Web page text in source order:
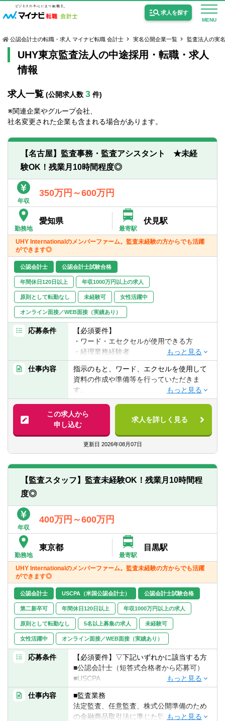
MENU
求人を探す
USCPA（米国公認会計士）の求人
女性会計士の転職
個別転職相談会・セミナー
転職お役立ち情報
非公開求人とは？
サービス紹介
転職お役立ち情報
求人情報
公認会計士の転職・求人 マイナビ転職 会計士 実名公開企業一覧 監査法人の実
UHY東京監査法人の中途採用・転職・求人
情報
求人一覧 (公開求人数 3 件)
※関連企業やグループ会社、
社名変更された企業も含まれる場合があります。
【名古屋】監査事務・監査アシスタント ★未経
験OK！残業月10時間程度◎
年収
350万円～600万円
勤務地
愛知県
最寄駅
伏見駅
UHY Internationalのメンバーファーム。監査未経験の方からでも活躍
ができます◎
公認会計士 公認会計士試験合格
年間休日120日以上 年収1000万円以上の求人
原則として転勤なし 未経験可 女性活躍中
オンライン面接／WEB面接（実績あり）
応募条件
【必須要件】
・ワード・エセクセルが使用できる方
・経理業務経験者
【歓迎要件】
・監査アシスタント経験者
・簿記資格保持者
・公認会計士試験受験経験者
【求める人物像】
・指示に従い確実に業務遂行できる方
・コミュニケーションスキルのある方
仕事内容
指示のもと、ワード、エクセルを使用して
資料の作成や準備等を行っていただきま
す。
※クライアント先への往査も含みます。
（以下、同社の監査業務詳細）
法定監査、任意監査、株式公開準備のため
の金融商品取引法に準じた監査、企業買収
に際して行われる被買収企業の財務諸表監
査、独立行政法人監査、システム監査など
ショートレビュー、対処すべき課題と改善
策の提案、上場準備体制の整備・上場申請
■IFRS導入のための予備調査、具体的な導
導入のための予備調査、グループ会社の実
算体制の助言指導、IFRSに向けた社内教育
の実施サポート、IFRSによる財務諸表作成
の指導
■内部統制の構築支援
全社的統制・IT統制・決算財務報告プロセ
スなどの問題点の把握および改善策の指導
この求人から
申し込む
求人を詳しく見る
更新日 2026年08月07日
【監査スタッフ】監査未経験OK！残業月10時間程
度◎
年収
400万円～600万円
勤務地
東京都
最寄駅
目黒駅
UHY Internationalのメンバーファーム。監査未経験の方からでも活躍
ができます◎
公認会計士 USCPA（米国公認会計士） 公認会計士試験合格
第二新卒可 年間休日120日以上 年収1000万円以上の求人
原則として転勤なし 5名以上募集の求人 未経験可
女性活躍中 オンライン面接／WEB面接（実績あり）
応募条件
【必須要件】▽下記いずれかに該当する方
■公認会計士（短答式合格者から応募可）
■USCPA
※監査経験の浅い方については最初は監査ア
シスタント業務から行って頂きます。
仕事内容
■監査業務
法定監査、任意監査、株式公開準備のため
の金融商品取引法に準じた監査、企業買収